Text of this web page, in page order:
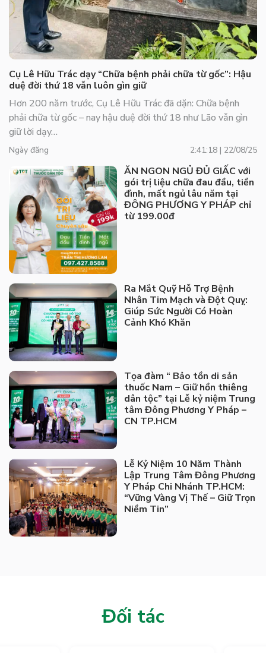
Cụ Lê Hữu Trác dạy “Chữa bệnh phải chữa từ gốc”: Hậu
duệ đời thứ 18 vẫn luôn gìn giữ
Hơn 200 năm trước, Cụ Lê Hữu Trác đã dặn: Chữa bệnh
phải chữa từ gốc – nay hậu duệ đời thứ 18 như Lão vẫn gìn
giữ lời dạy…
Ngày đăng 2:41:18 | 22/08/25
ĂN NGON NGỦ ĐỦ GIẤC với
gói trị liệu chữa đau đầu, tiền
đình, mất ngủ lâu năm tại
ĐÔNG PHƯƠNG Y PHÁP chỉ
từ 199.00đ
Ra Mắt Quỹ Hỗ Trợ Bệnh
Nhân Tim Mạch và Đột Quỵ:
Giúp Sức Người Có Hoàn
Cảnh Khó Khăn
Tọa đàm “ Bảo tồn di sản
thuốc Nam – Giữ hồn thiêng
dân tộc” tại Lễ kỷ niệm Trung
tâm Đông Phương Y Pháp –
CN TP.HCM
Lễ Kỷ Niệm 10 Năm Thành
Lập Trung Tâm Đông Phương
Y Pháp Chi Nhánh TP.HCM:
“Vững Vàng Vị Thế – Giữ Trọn
Niềm Tin”
Đối tác